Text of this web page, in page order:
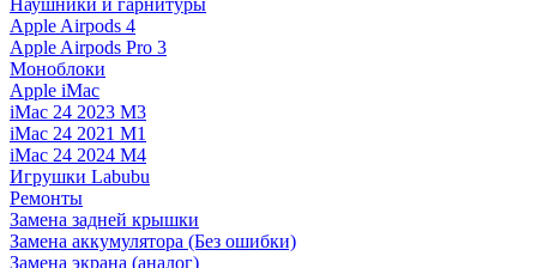
Наушники и гарнитуры
Apple Airpods 4
Apple Airpods Pro 3
Моноблоки
Apple iMac
iMac 24 2023 M3
iMac 24 2021 M1
iMac 24 2024 M4
Игрушки Labubu
Ремонты
Замена задней крышки
Замена аккумулятора (Без ошибки)
Замена экрана (аналог)